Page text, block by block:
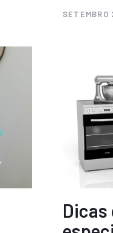
Dicas